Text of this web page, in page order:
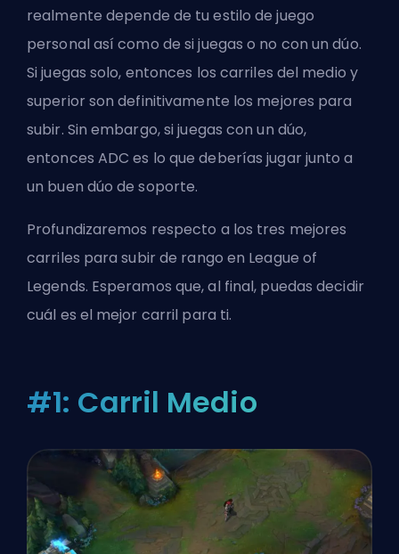
realmente depende de tu estilo de juego
personal así como de si juegas o no con un dúo.
Si juegas solo, entonces los carriles del medio y
superior son definitivamente los mejores para
subir. Sin embargo, si juegas con un dúo,
entonces ADC es lo que deberías jugar junto a
un buen dúo de soporte.
Profundizaremos respecto a los tres mejores
carriles para subir de rango en League of
Legends. Esperamos que, al final, puedas decidir
cuál es el mejor carril para ti.
#1: Carril Medio